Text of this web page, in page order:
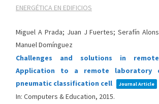
ENERGÉTICA EN EDIFICIOS
Miguel A Prada; Juan J Fuertes; Serafín
Manuel Domínguez
Challenges and solutions in
Application to a remote laboratory
pneumatic classification cell
Journal Article
In: Computers & Education, 2015.